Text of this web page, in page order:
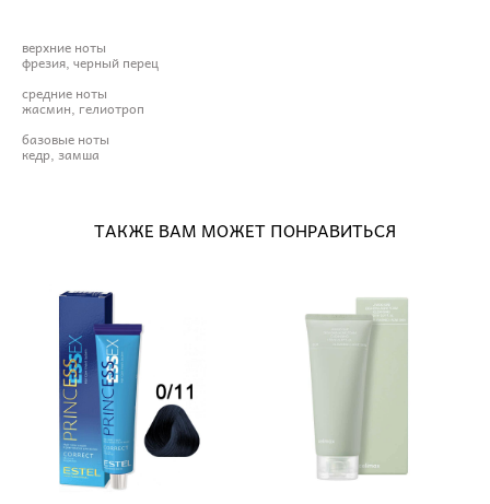
верхние ноты
фрезия, черный перец
средние ноты
жасмин, гелиотроп
базовые ноты
кедр, замша
ТАКЖЕ ВАМ МОЖЕТ ПОНРАВИТЬСЯ